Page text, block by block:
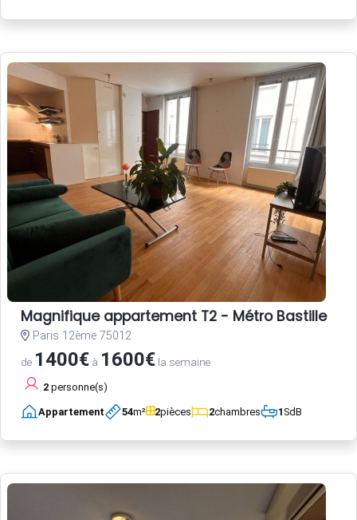
Magnifique appartement T2 - Métro Bastille
Paris 12ème 75012
de 1400€ à 1600€ la semaine
2 personne(s)
Appartement 54m² 2pièces 2chambres 1SdB